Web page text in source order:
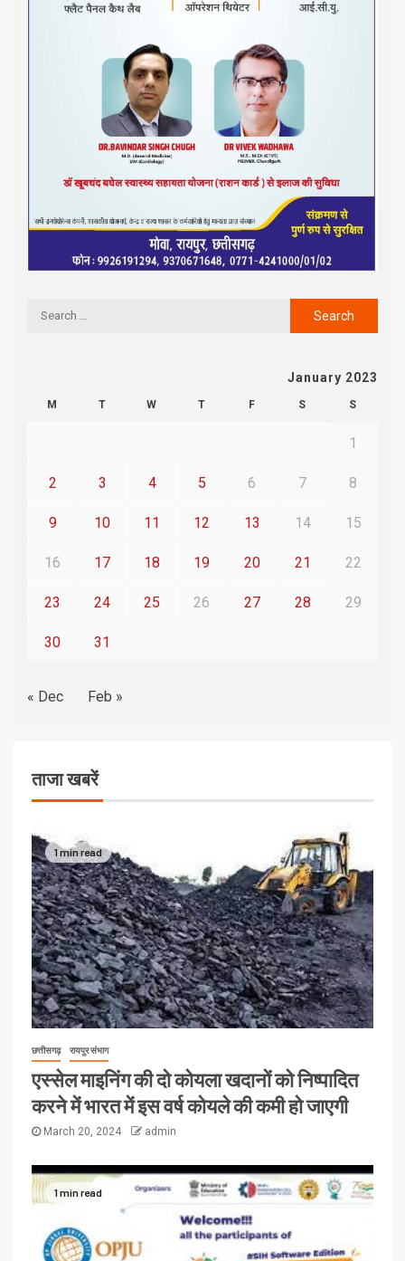
January 2023
M T W T F S S
1
2 3 4 5 6 7 8
9 10 11 12 13 14 15
16 17 18 19 20 21 22
23 24 25 26 27 28 29
30 31
« Dec Feb »
ताजा खबरें
1 min read
छत्तीसगढ़ रायपुर संभाग
एस्सेल माइनिंग की दो कोयला खदानों को निष्पादित
करने में भारत में इस वर्ष कोयले की कमी हो जाएगी
March 20, 2024 admin
1 min read